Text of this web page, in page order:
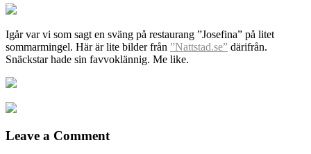
Igår var vi som sagt en sväng på restaurang ”Josefina” på litet
sommarmingel. Här är lite bilder från ”Nattstad.se” därifrån.
Snäckstar hade sin favvoklännig. Me like.
Leave a Comment